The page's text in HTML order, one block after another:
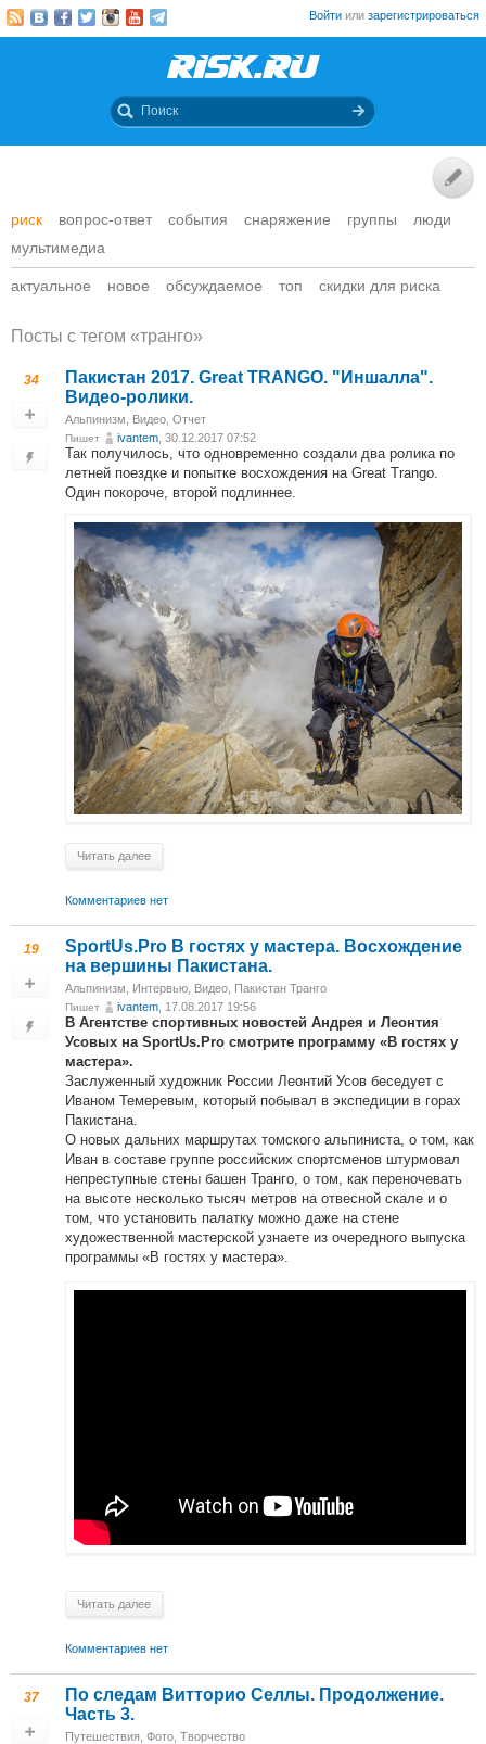
Войти или зарегистрироваться
риск вопрос-ответ события снаряжение группы
люди
мультимедиа
актуальное новое обсуждаемое топ скидки для риска
Посты c тегом «транго»
34
Пакистан 2017. Great TRANGO. "Иншалла".
Видео-ролики.
Альпинизм Видео Отчет
Пишет ivantem , 30.12.2017 07:52
Так получилось, что одновременно создали два ролика по
летней поездке и попытке восхождения на Great Trango.
Один покороче, второй подлиннее.
Читать далее
Комментариев нет
19
SportUs.Pro В гостях у мастера. Восхождение
на вершины Пакистана.
Альпинизм Интервью Видео Пакистан Транго
Пишет ivantem , 17.08.2017 19:56
В Агентстве спортивных новостей Андрея и Леонтия
Усовых на SportUs.Pro смотрите программу «В гостях у
мастера».
Заслуженный художник России Леонтий Усов беседует с
Иваном Темеревым, который побывал в экспедиции в горах
Пакистана.
О новых дальних маршрутах томского альпиниста, о том, как
Иван в составе группе российских спортсменов штурмовал
непреступные стены башен Транго, о том, как переночевать
на высоте несколько тысяч метров на отвесной скале и о
том, что установить палатку можно даже на стене
художественной мастерской узнаете из очередного выпуска
программы «В гостях у мастера».
Читать далее
Комментариев нет
37
По следам Витторио Селлы. Продолжение.
Часть 3.
Путешествия Фото Творчество